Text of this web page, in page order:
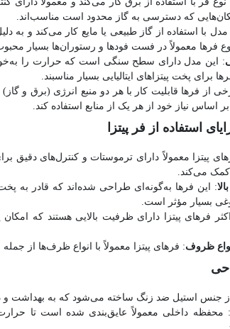
که دسترسی به گاز محدود است مناسب‌اند.
با استفاده از گاز طبیعی یا مایع کار می‌کند و به
فرها معمولاً در فست فودها و رستوران‌ها بسیار
: این مدل دارای سطح سنگی است که حرارت را
برای پخت پیتزاهای ایتالیایی بسیار مناسبند.
از فرها قابلیت کار با هر دو منبع انرژی (برق و گاز)
اساس نیاز خود از هر یک از منابع استفاده کند.
استفاده از فر پیتزا
پیتزا معمولاً دارای ترموستات و کنترل‌های دقیق
کمک می‌کند.
: این فرها به‌گونه‌ای طراحی شده‌اند که قادر به
بسیار مؤثر است.
فرهای پیتزا دارای ظرفیت بالایی هستند که
ظروف: فرهای پیتزا معمولاً با انواع ظرف‌ها از
از جنس استیل ضد زنگ ساخته می‌شود که به بهداشت و
: محفظه داخلی معمولاً عایق‌بندی شده است تا